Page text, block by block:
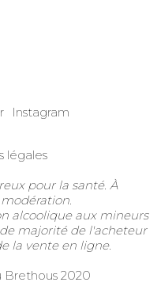
Instagram
légales
pour la santé. À
alcoolique aux mineurs
majorité de l'acheteur
la vente en ligne.
2020